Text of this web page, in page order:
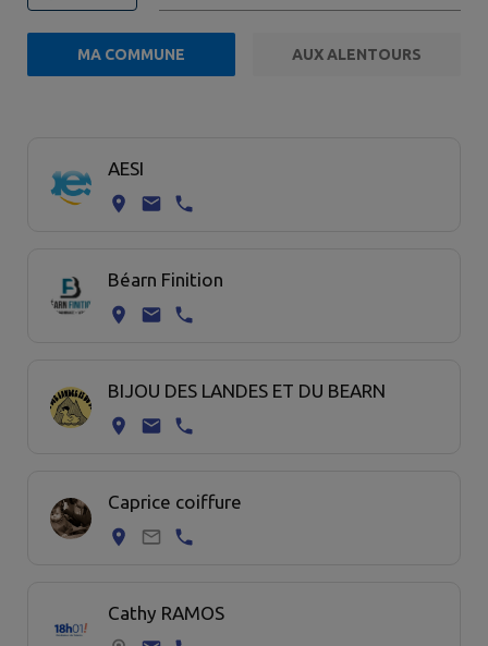
MA COMMUNE AUX ALENTOURS
AESI
Béarn Finition
BIJOU DES LANDES ET DU BEARN
Caprice coiffure
Cathy RAMOS